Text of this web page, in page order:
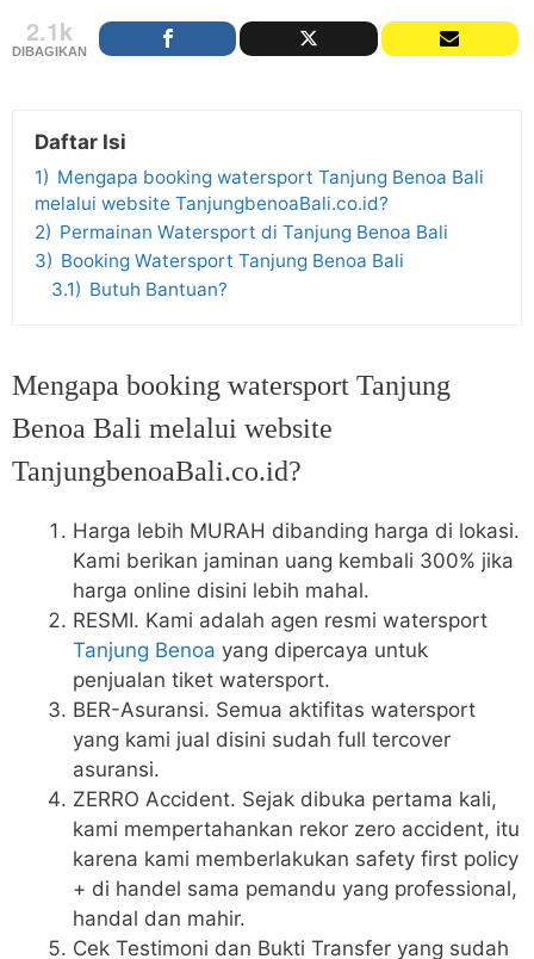
2.1k
DIBAGIKAN
Daftar Isi
1) Mengapa booking watersport Tanjung Benoa Bali
melalui website TanjungbenoaBali.co.id?
2) Permainan Watersport di Tanjung Benoa Bali
3) Booking Watersport Tanjung Benoa Bali
3.1) Butuh Bantuan?
Mengapa booking watersport Tanjung
Benoa Bali melalui website
TanjungbenoaBali.co.id?
Harga lebih MURAH dibanding harga di lokasi.
Kami berikan jaminan uang kembali 300% jika
harga online disini lebih mahal.
RESMI. Kami adalah agen resmi watersport
Tanjung Benoa yang dipercaya untuk
penjualan tiket watersport.
BER-Asuransi. Semua aktifitas watersport
yang kami jual disini sudah full tercover
asuransi.
ZERRO Accident. Sejak dibuka pertama kali,
kami mempertahankan rekor zero accident, itu
karena kami memberlakukan safety first policy
+ di handel sama pemandu yang professional,
handal dan mahir.
Cek Testimoni dan Bukti Transfer yang sudah